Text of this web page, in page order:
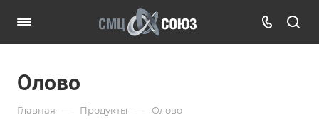
Олово
Главная — Продукты — Олово